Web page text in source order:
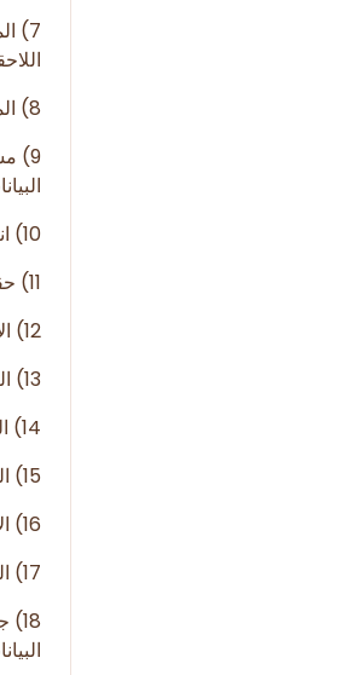
7)
8) الموقع والتحويلات الدولية
9)
10) انتهاكات البيانات
11) حقوق الأشخاص المعنيين
12) الاحتفاظ والإعادة والحذف
13) التدقيق والشهادات
14) التوثيق والتعاون
15) المسؤولية والتحديد
16) الأولوية واللغة والتعديلات
17) الدخول حيز التنفيذ والمدة